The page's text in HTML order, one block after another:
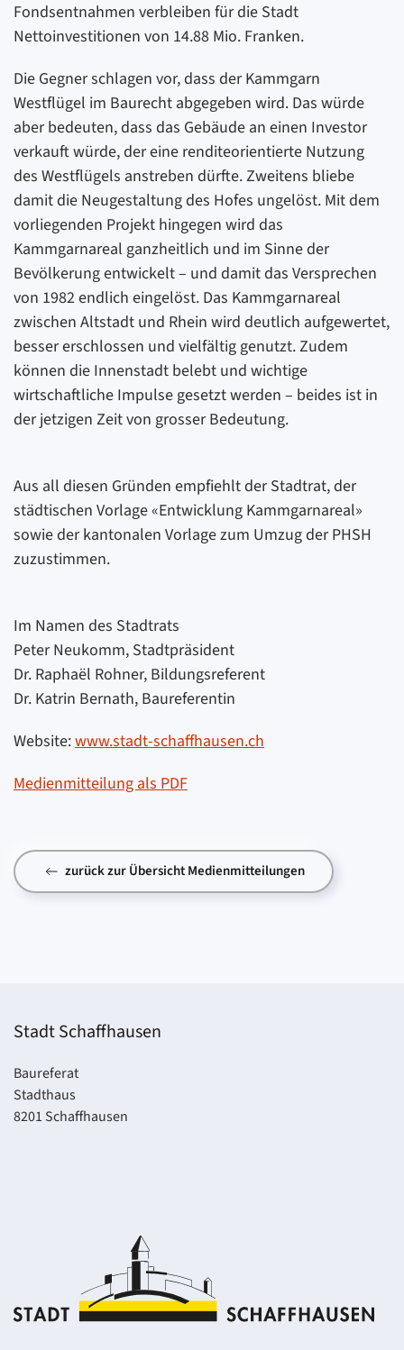
Fondsentnahmen verbleiben für die Stadt
Nettoinvestitionen von 14.88 Mio. Franken.
Die Gegner schlagen vor, dass der Kammgarn
Westflügel im Baurecht abgegeben wird. Das würde
aber bedeuten, dass das Gebäude an einen Investor
verkauft würde, der eine renditeorientierte Nutzung
des Westflügels anstreben dürfte. Zweitens bliebe
damit die Neugestaltung des Hofes ungelöst. Mit dem
vorliegenden Projekt hingegen wird das
Kammgarnareal ganzheitlich und im Sinne der
Bevölkerung entwickelt – und damit das Versprechen
von 1982 endlich eingelöst. Das Kammgarnareal
zwischen Altstadt und Rhein wird deutlich aufgewertet,
besser erschlossen und vielfältig genutzt. Zudem
können die Innenstadt belebt und wichtige
wirtschaftliche Impulse gesetzt werden – beides ist in
der jetzigen Zeit von grosser Bedeutung.
Aus all diesen Gründen empfiehlt der Stadtrat, der
städtischen Vorlage «Entwicklung Kammgarnareal»
sowie der kantonalen Vorlage zum Umzug der PHSH
zuzustimmen.
Im Namen des Stadtrats
Peter Neukomm, Stadtpräsident
Dr. Raphaël Rohner, Bildungsreferent
Dr. Katrin Bernath, Baureferentin
Website:www.stadt-schaffhausen.ch
Medienmitteilung als PDF
zurück zur Übersicht Medienmitteilungen
Stadt Schaffhausen
Baureferat
Stadthaus
8201 Schaffhausen